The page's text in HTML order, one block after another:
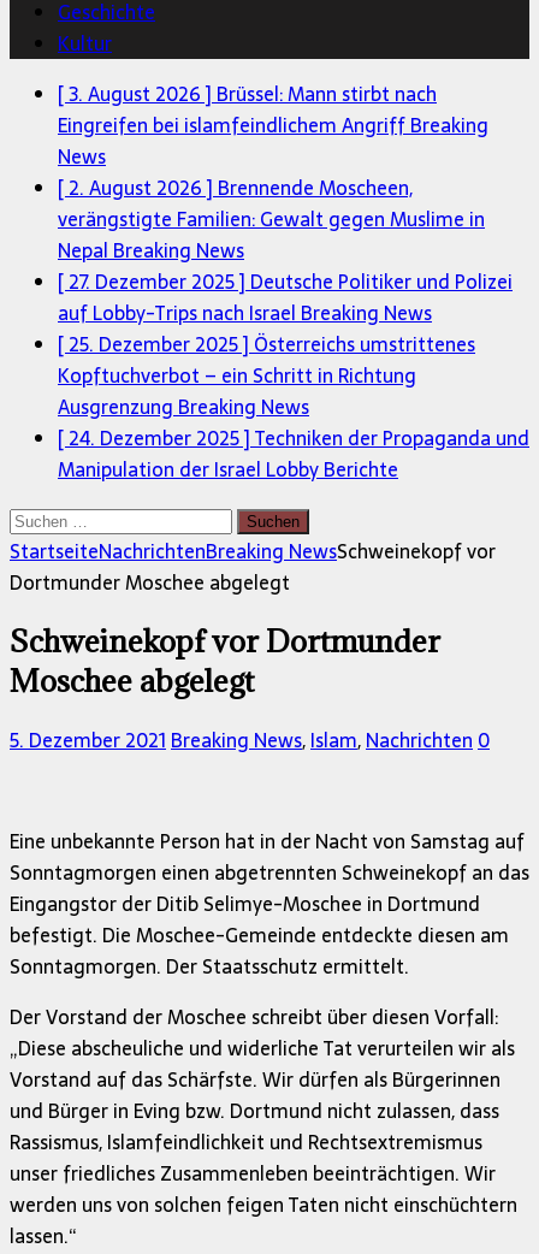
Geschichte
Kultur
[ 3. August 2026 ] Brüssel: Mann stirbt nach
Eingreifen bei islamfeindlichem AngriffBreaking
News
[ 2. August 2026 ] Brennende Moscheen,
verängstigte Familien: Gewalt gegen Muslime in
Nepal Breaking News
[ 27. Dezember 2025 ] Deutsche Politiker und Polizei
auf Lobby-Trips nach Israel Breaking News
[ 25. Dezember 2025 ] Österreichs umstrittenes
Kopftuchverbot – ein Schritt in Richtung
Ausgrenzung Breaking News
[ 24. Dezember 2025 ]Techniken der Propaganda und
Manipulation der Israel LobbyBerichte
Suchen
nach:
StartseiteNachrichtenBreaking NewsSchweinekopf vor
Dortmunder Moschee abgelegt
Schweinekopf vor Dortmunder
Moschee abgelegt
5. Dezember 2021Breaking News,Islam,Nachrichten0
Eine unbekannte Person hat in der Nacht von Samstag auf
Sonntagmorgen einen abgetrennten Schweinekopf an das
Eingangstor der Ditib Selimye-Moschee in Dortmund
befestigt. Die Moschee-Gemeinde entdeckte diesen am
Sonntagmorgen. Der Staatsschutz ermittelt.
Der Vorstand der Moschee schreibt über diesen Vorfall:
„Diese abscheuliche und widerliche Tat verurteilen wir als
Vorstand auf das Schärfste. Wir dürfen als Bürgerinnen
und Bürger in Eving bzw. Dortmund nicht zulassen, dass
Rassismus, Islamfeindlichkeit und Rechtsextremismus
unser friedliches Zusammenleben beeinträchtigen. Wir
werden uns von solchen feigen Taten nicht einschüchtern
lassen.“